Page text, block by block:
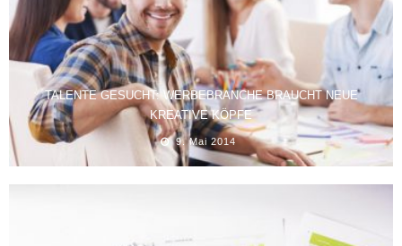
TALENTE GESUCHT: WERBEBRANCHE BRAUCHT NEUE
KREATIVE KÖPFE
9. Mai 2014